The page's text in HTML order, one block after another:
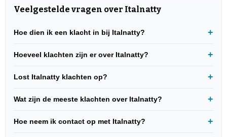
Veelgestelde vragen over Italnatty
Hoe dien ik een klacht in bij Italnatty?
Hoeveel klachten zijn er over Italnatty?
Lost Italnatty klachten op?
Wat zijn de meeste klachten over Italnatty?
Hoe neem ik contact op met Italnatty?